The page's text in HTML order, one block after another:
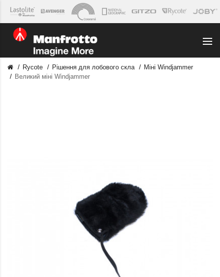
Rycote Рішення для лобового скла
Міні Windjammer
Великий міні Windjammer